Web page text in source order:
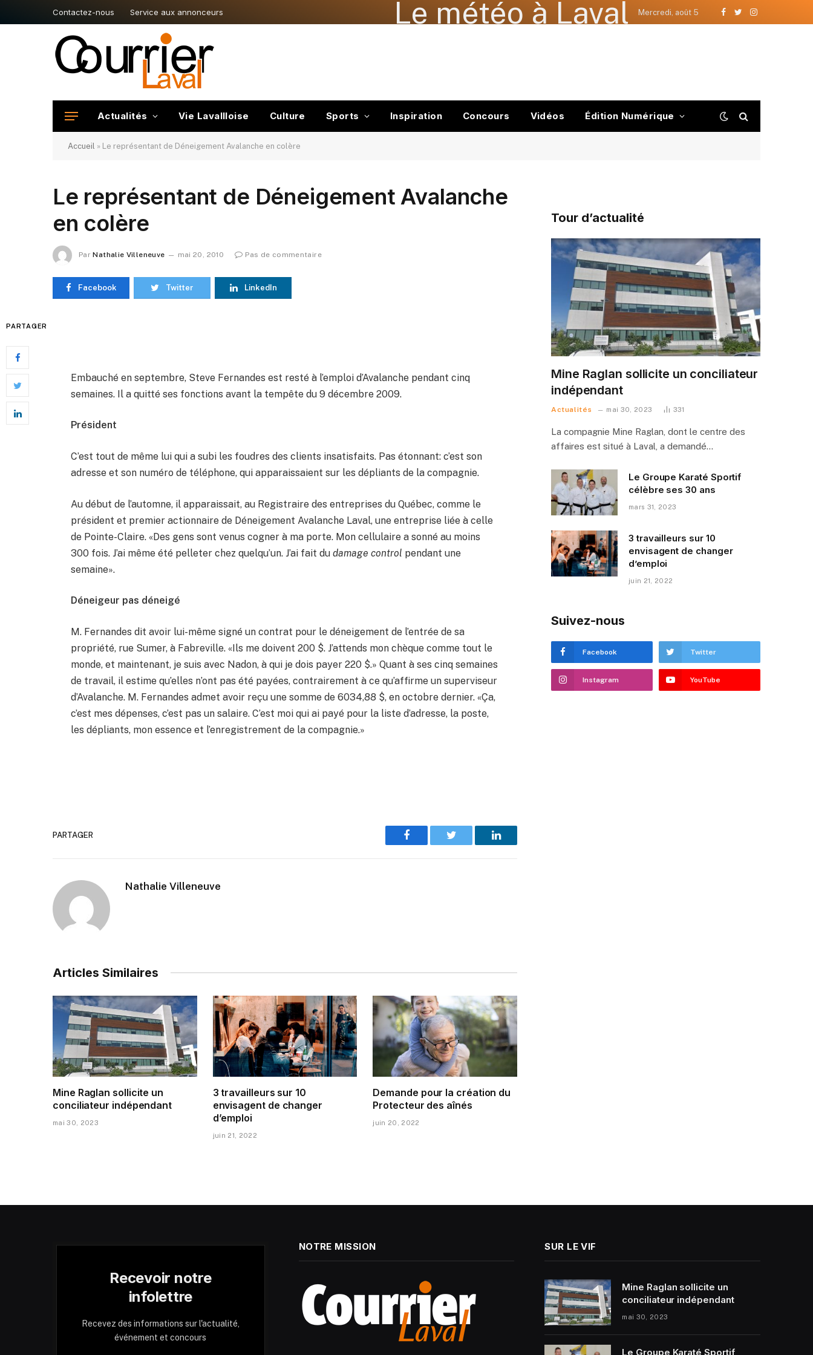
Contactez-nous Service aux annonceurs Le météo à Laval Mercredi, août 5
Facebook
TwitterInstagram
Actualités Vie Lavallloise Culture Sports Inspiration Concours Vidéos Édition Numérique
Accueil » Le représentant de Déneigement Avalanche en colère
Le représentant de Déneigement Avalanche
en colère
Par Nathalie Villeneuve mai 20, 2010 Pas de commentaire
Facebook Twitter LinkedIn
PARTAGER
Embauché en septembre, Steve Fernandes est resté à l’emploi d’Avalanche pendant cinq
semaines. Il a quitté ses fonctions avant la tempête du 9 décembre 2009.
Président
C’est tout de même lui qui a subi les foudres des clients insatisfaits. Pas étonnant: c’est son
adresse et son numéro de téléphone, qui apparaissaient sur les dépliants de la compagnie.
Au début de l’automne, il apparaissait, au Registraire des entreprises du Québec, comme le
président et premier actionnaire de Déneigement Avalanche Laval, une entreprise liée à celle
de Pointe-Claire. «Des gens sont venus cogner à ma porte. Mon cellulaire a sonné au moins
300 fois. J’ai même été pelleter chez quelqu’un. J’ai fait dudamage control pendant une
semaine».
Déneigeur pas déneigé
M. Fernandes dit avoir lui-même signé un contrat pour le déneigement de l’entrée de sa
propriété, rue Sumer, à Fabreville. «Ils me doivent 200 $. J’attends mon chèque comme tout le
monde, et maintenant, je suis avec Nadon, à qui je dois payer 220 $.» Quant à ses cinq semaines
de travail, il estime qu’elles n’ont pas été payées, contrairement à ce qu’affirme un superviseur
d’Avalanche. M. Fernandes admet avoir reçu une somme de 6034,88 $, en octobre dernier. «Ça,
c’est mes dépenses, c’est pas un salaire. C’est moi qui ai payé pour la liste d’adresse, la poste,
les dépliants, mon essence et l’enregistrement de la compagnie.»
PARTAGER
Facebook Twitter LinkedIn
Nathalie Villeneuve
Articles Similaires
Mine Raglan sollicite un
conciliateur indépendant
mai 30, 2023
3 travailleurs sur 10
envisagent de changer
d’emploi
juin 21, 2022
Demande pour la création du
Protecteur des aînés
juin 20, 2022
Tour d’actualité
Mine Raglan sollicite un conciliateur
indépendant
Actualités mai 30, 2023 331
La compagnie Mine Raglan, dont le centre des
affaires est situé à Laval, a demandé…
Le Groupe Karaté Sportif
célèbre ses 30 ans
mars 31, 2023
3 travailleurs sur 10
envisagent de changer
d’emploi
juin 21, 2022
Suivez-nous
Facebook Twitter
Instagram YouTube
Recevoir notre
infolettre
Recevez des informations sur l'actualité,
événement et concours
NOTRE MISSION SUR LE VIF
Mine Raglan sollicite un
conciliateur indépendant
mai 30, 2023
Le Groupe Karaté Sportif